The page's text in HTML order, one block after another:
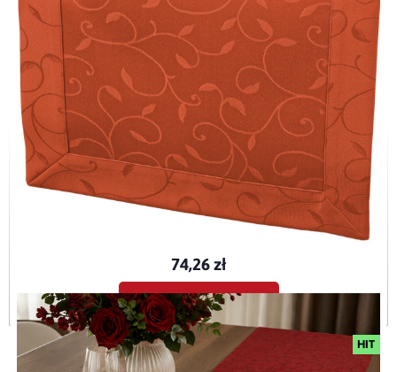
Bieżnik plamoodporny Dafne terakota (3970) O5
74,26 zł
Dodaj do koszyka
HIT